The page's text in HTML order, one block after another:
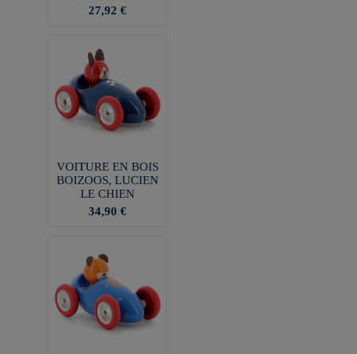
27,92 €
VOITURE EN BOIS
BOIZOOS, LUCIEN
LE CHIEN
34,90 €